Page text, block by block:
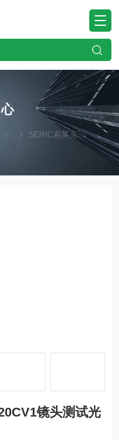
CENTER
SERIC索莱克 原装
镜头测试光